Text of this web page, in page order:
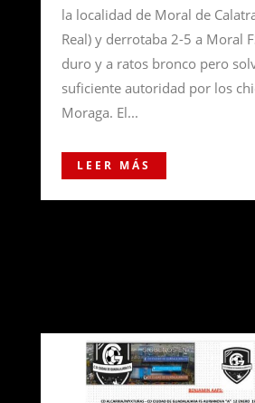
la localidad de Moral de
Real) y derrotaba 2-5 a Moral
duro y a ratos bronco pero
suficiente autoridad por los
Moraga. El...
LEER MÁS